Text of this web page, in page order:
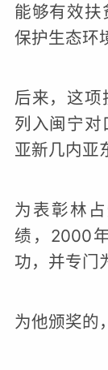
能够有效扶
保护生态环
后来，这项
列入闽宁对
亚新几内亚
为表彰林
绩，2000
功，并专门
为他颁奖的